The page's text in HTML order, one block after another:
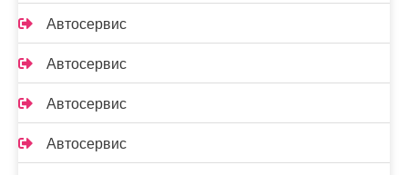
Автосервис
Автосервис
Автосервис
Автосервис